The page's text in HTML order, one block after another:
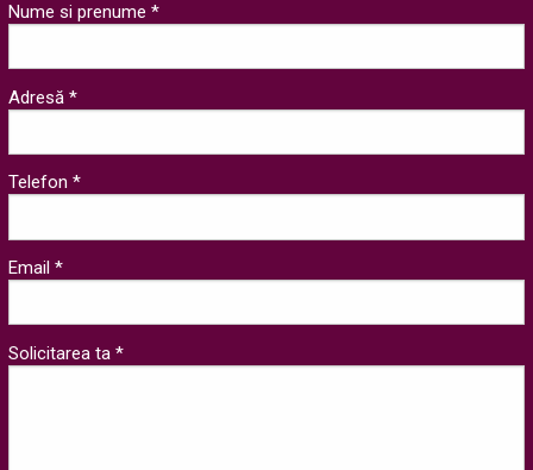
Nume si prenume *
Adresă *
Telefon *
Email *
Solicitarea ta *